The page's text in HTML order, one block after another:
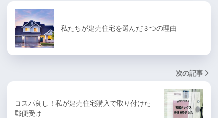
私たちが建売住宅を選んだ３つの理由
次の記事
コスパ良し！私が建売住宅購入で取り付けた
郵便受け